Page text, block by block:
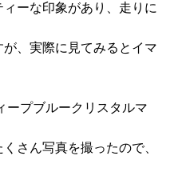
ーな印象があり、走りに
、実際に見てみるとイマ
ープブルークリスタルマ
さん写真を撮ったので、